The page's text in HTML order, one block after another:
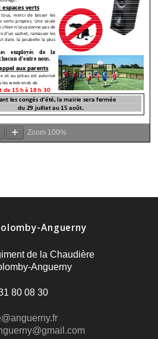
Zoom 100%
Anguerny
de la Chaudière
Anguerny
80 08 30